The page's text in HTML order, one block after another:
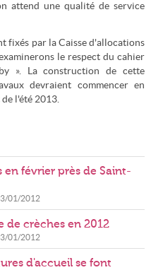
attend une qualité de service
fixés par la Caisse d'allocations
le respect du cahier
». La construction de cette
devraient commencer en
l'été 2013.
février près de Saint-
01/2012
de crèches en 2012
01/2012
d'accueil se font